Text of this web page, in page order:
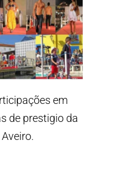
em
de prestigio da